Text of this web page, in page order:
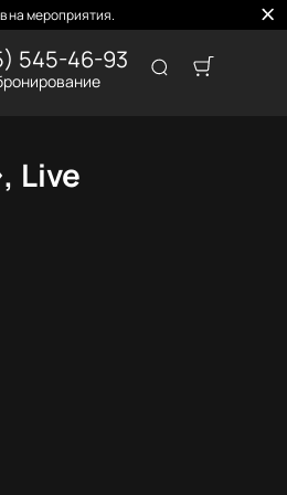
на мероприятия.
545-46-93
Live